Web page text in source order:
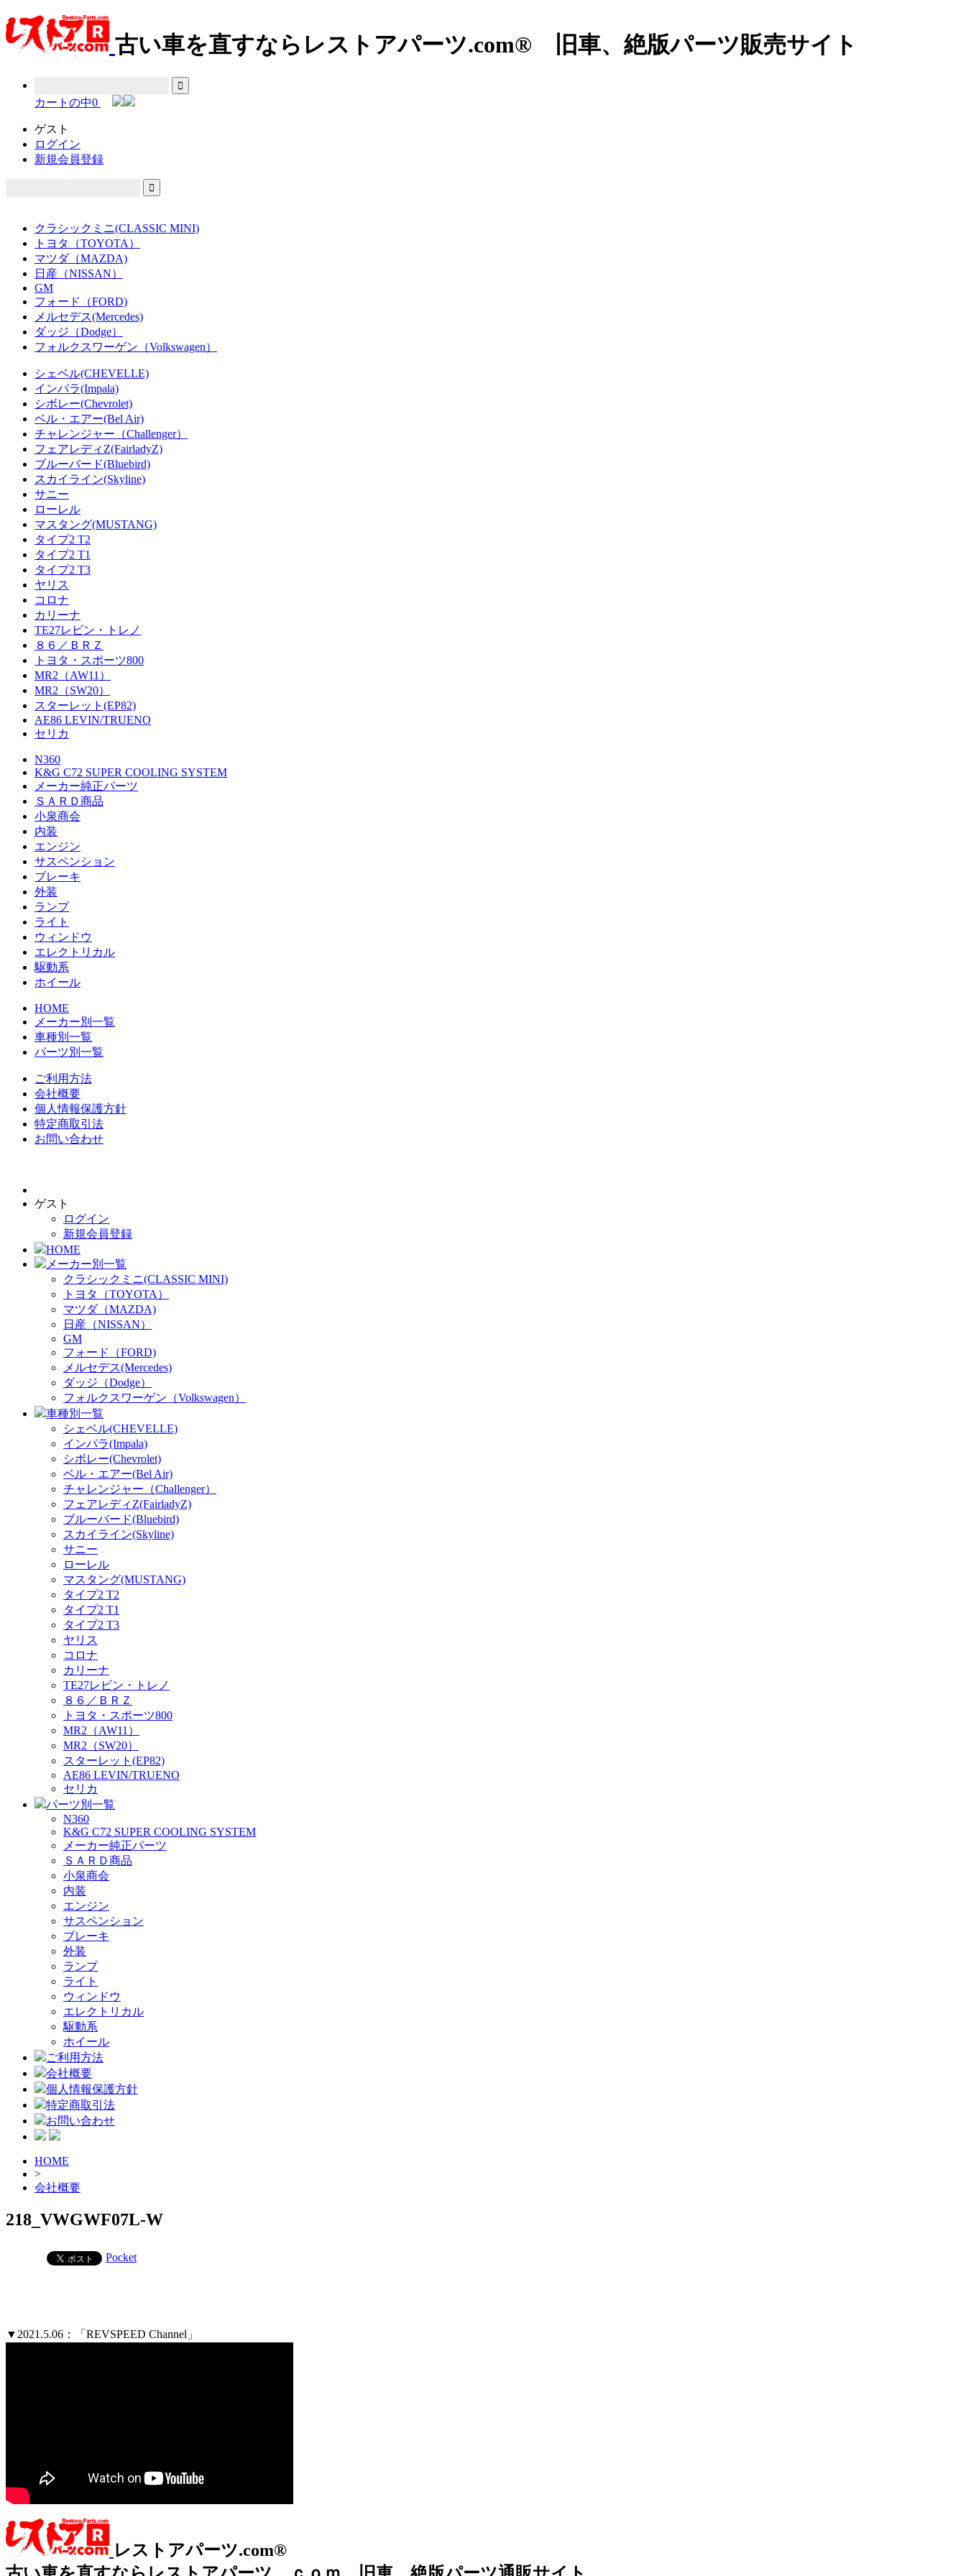
古い車を直すならレストアパーツ.com® 旧車、絶版パーツ販売サイト
カートの中0
ゲスト
ログイン
新規会員登録
クラシックミニ(CLASSIC MINI)
トヨタ（TOYOTA）
マツダ（MAZDA)
日産（NISSAN）
GM
フォード（FORD)
メルセデス(Mercedes)
ダッジ（Dodge）
フォルクスワーゲン（Volkswagen）
シェベル(CHEVELLE)
インパラ(Impala)
シボレー(Chevrolet)
ベル・エアー(Bel Air)
チャレンジャー（Challenger）
フェアレディZ(FairladyZ)
ブルーバード(Bluebird)
スカイライン(Skyline)
サニー
ローレル
マスタング(MUSTANG)
タイプ2 T2
タイプ2 T1
タイプ2 T3
ヤリス
コロナ
カリーナ
TE27レビン・トレノ
８６／ＢＲＺ
トヨタ・スポーツ800
MR2（AW11）
MR2（SW20）
スターレット(EP82)
AE86 LEVIN/TRUENO
セリカ
N360
K&G C72 SUPER COOLING SYSTEM
メーカー純正パーツ
ＳＡＲＤ商品
小泉商会
内装
エンジン
サスペンション
ブレーキ
外装
ランプ
ライト
ウィンドウ
エレクトリカル
駆動系
ホイール
HOME
メーカー別一覧
車種別一覧
パーツ別一覧
ご利用方法
会社概要
個人情報保護方針
特定商取引法
お問い合わせ
ゲスト
ログイン
新規会員登録
HOME
メーカー別一覧
クラシックミニ(CLASSIC MINI)
トヨタ（TOYOTA）
マツダ（MAZDA)
日産（NISSAN）
GM
フォード（FORD)
メルセデス(Mercedes)
ダッジ（Dodge）
フォルクスワーゲン（Volkswagen）
車種別一覧
シェベル(CHEVELLE)
インパラ(Impala)
シボレー(Chevrolet)
ベル・エアー(Bel Air)
チャレンジャー（Challenger）
フェアレディZ(FairladyZ)
ブルーバード(Bluebird)
スカイライン(Skyline)
サニー
ローレル
マスタング(MUSTANG)
タイプ2 T2
タイプ2 T1
タイプ2 T3
ヤリス
コロナ
カリーナ
TE27レビン・トレノ
８６／ＢＲＺ
トヨタ・スポーツ800
MR2（AW11）
MR2（SW20）
スターレット(EP82)
AE86 LEVIN/TRUENO
セリカ
パーツ別一覧
N360
K&G C72 SUPER COOLING SYSTEM
メーカー純正パーツ
ＳＡＲＤ商品
小泉商会
内装
エンジン
サスペンション
ブレーキ
外装
ランプ
ライト
ウィンドウ
エレクトリカル
駆動系
ホイール
ご利用方法
会社概要
個人情報保護方針
特定商取引法
お問い合わせ
HOME
>
会社概要
218_VWGWF07L-W
Pocket
▼2021.5.06：「REVSPEED Channel」
レストアパーツ.com®